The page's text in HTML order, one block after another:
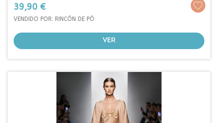
Prezo
39,90 €
VENDIDO POR: RINCÓN DE PÓ
VER